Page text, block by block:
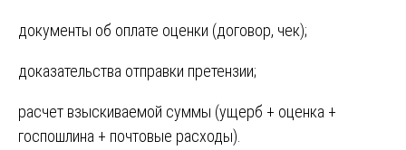
документы об оплате оценки (договор, чек);
доказательства отправки претензии;
расчет взыскиваемой суммы (ущерб + оценка +
госпошлина + почтовые расходы).